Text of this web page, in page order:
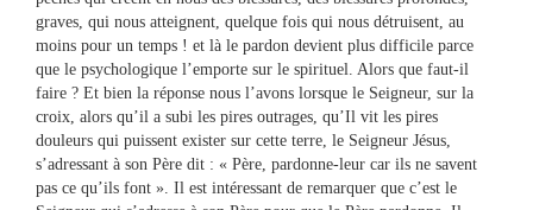
graves, qui nous atteignent, quelque fois qui nous détruisent, au
moins pour un temps ! et là le pardon devient plus difficile parce
que le psychologique l’emporte sur le spirituel. Alors que faut-il
faire ? Et bien la réponse nous l’avons lorsque le Seigneur, sur la
croix, alors qu’il a subi les pires outrages, qu’Il vit les pires
douleurs qui puissent exister sur cette terre, le Seigneur Jésus,
s’adressant à son Père dit : « Père, pardonne-leur car ils ne savent
pas ce qu’ils font ». Il est intéressant de remarquer que c’est le